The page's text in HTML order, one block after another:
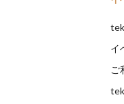
イ
ご